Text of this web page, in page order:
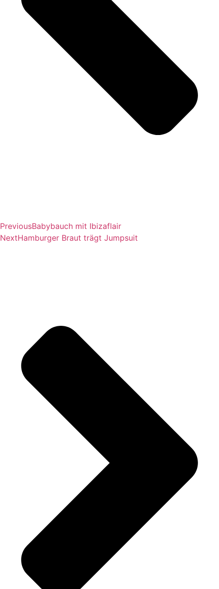
PreviousBabybauch mit Ibizaflair
NextHamburger Braut trägt Jumpsuit